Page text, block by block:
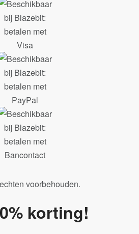
voorbehouden.
korting!